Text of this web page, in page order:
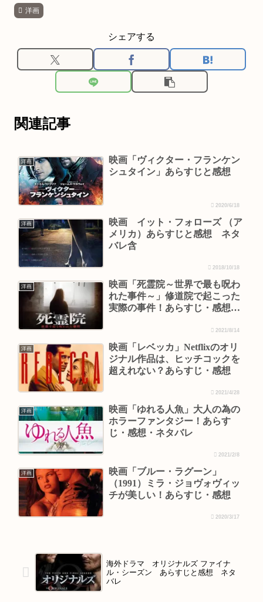
洋画
シェアする
関連記事
洋画
映画「ヴィクター・フランケン
シュタイン」あらすじと感想
2020/6/18
洋画
映画 イット・フォローズ （ア
メリカ）あらすじと感想 ネタ
バレ含
2018/10/18
洋画
映画「死霊院～世界で最も呪わ
れた事件～」修道院で起こった
実際の事件！あらすじ・感想・
2021/8/14
洋画
映画「レベッカ」Netflixのオリ
ジナル作品は、ヒッチコックを
超えれない？あらすじ・感想
2021/4/28
洋画
映画「ゆれる人魚」大人の為の
ホラーファンタジー！あらす
じ・感想・ネタバレ
2021/2/8
洋画
映画「ブルー・ラグーン」
（1991）ミラ・ジョヴォヴィッ
チが美しい！あらすじ・感想
2020/3/17
海外ドラマ オリジナルズ ファイナ
ル・シーズン あらすじと感想 ネタ
バレ